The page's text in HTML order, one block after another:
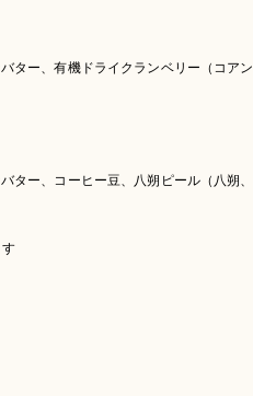
ター、有機ドライクランベリー（コアン
ター、コーヒー豆、八朔ピール（八朔、